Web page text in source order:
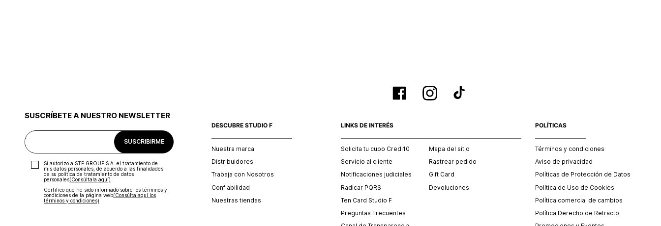
SUSCRÍBETE A NUESTRO NEWSLETTER
SUSCRIBIRME
Sí autorizo a STF GROUP S.A. el tratamiento de
mis datos personales, de acuerdo a las finalidades
de su política de tratamiento de datos
personales‎(Consúltala aquí)
Certifico que he sido informado sobre los términos y
condiciones de la página web‎(Consúlta aquí los
términos y condiciones)
DESCUBRE STUDIO F
Nuestra marca
Distribuidores
Trabaja con Nosotros
Confiabilidad
Nuestras tiendas
LINKS DE INTERÉS
Solicita tu cupo Credi10
Servicio al cliente
Notificaciones judiciales
Radicar PQRS
Ten Card Studio F
Preguntas Frecuentes
Mapa del sitio
Rastrear pedido
Gift Card
Devoluciones
POLÍTICAS
Términos y condiciones
Aviso de privacidad
Políticas de Protección de Datos
Política de Uso de Cookies
Política comercial de cambios
Política Derecho de Retracto